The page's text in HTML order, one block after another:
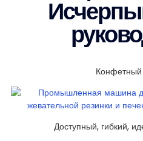
Конфетный
Доступный, гибкий,